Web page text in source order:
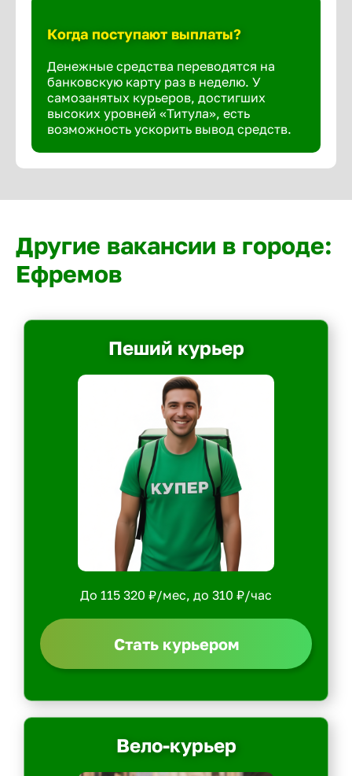
Когда поступают выплаты?
Денежные средства переводятся на
банковскую карту раз в неделю. У
самозанятых курьеров, достигших
высоких уровней «Титула», есть
возможность ускорить вывод средств.
Другие вакансии в городе:
Ефремов
Пеший курьер
До 115 320 ₽/мес, до 310 ₽/час
Стать курьером
Вело-курьер